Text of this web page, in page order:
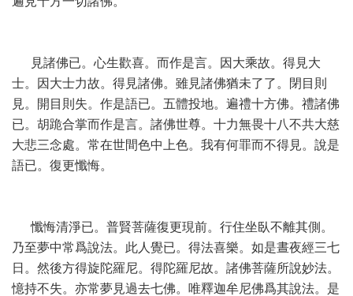
見諸佛已。心生歡喜。而作是言。因大乘故。得見大
士。因大士力故。得見諸佛。雖見諸佛猶未了了。閉目則
見。開目則失。作是語已。五體投地。遍禮十方佛。禮諸佛
已。胡跪合掌而作是言。諸佛世尊。十力無畏十八不共大慈
大悲三念處。常在世間色中上色。我有何罪而不得見。說是
語已。復更懺悔。
懺悔清淨已。普賢菩薩復更現前。行住坐臥不離其側。
乃至夢中常爲說法。此人覺已。得法喜樂。如是晝夜經三七
日。然後方得旋陀羅尼。得陀羅尼故。諸佛菩薩所說妙法。
憶持不失。亦常夢見過去七佛。唯釋迦牟尼佛爲其說法。是